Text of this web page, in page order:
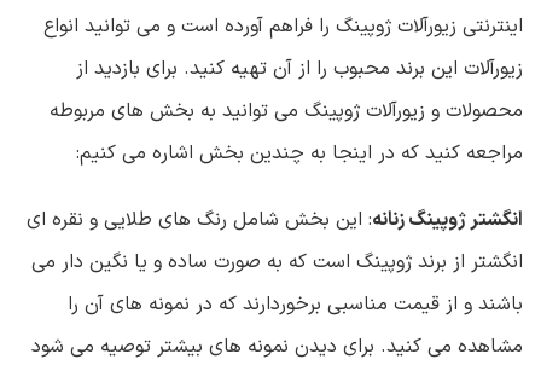
اینترنتی زیورآلات ژوپینگ را فراهم آورده است و می توانید انواع
زیورآلات این برند محبوب را از آن تهیه کنید. برای بازدید از
محصولات و زیورآلات ژوپینگ می توانید به بخش های مربوطه
مراجعه کنید که در اینجا به چندین بخش اشاره می کنیم:
انگشتر ژوپینگ زنانه: این بخش شامل رنگ های طلایی و نقره ای
انگشتر از برند ژوپینگ است که به صورت ساده و یا نگین دار می
باشند و از قیمت مناسبی برخوردارند که در نمونه های آن را
مشاهده می کنید. برای دیدن نمونه های بیشتر توصیه می شود